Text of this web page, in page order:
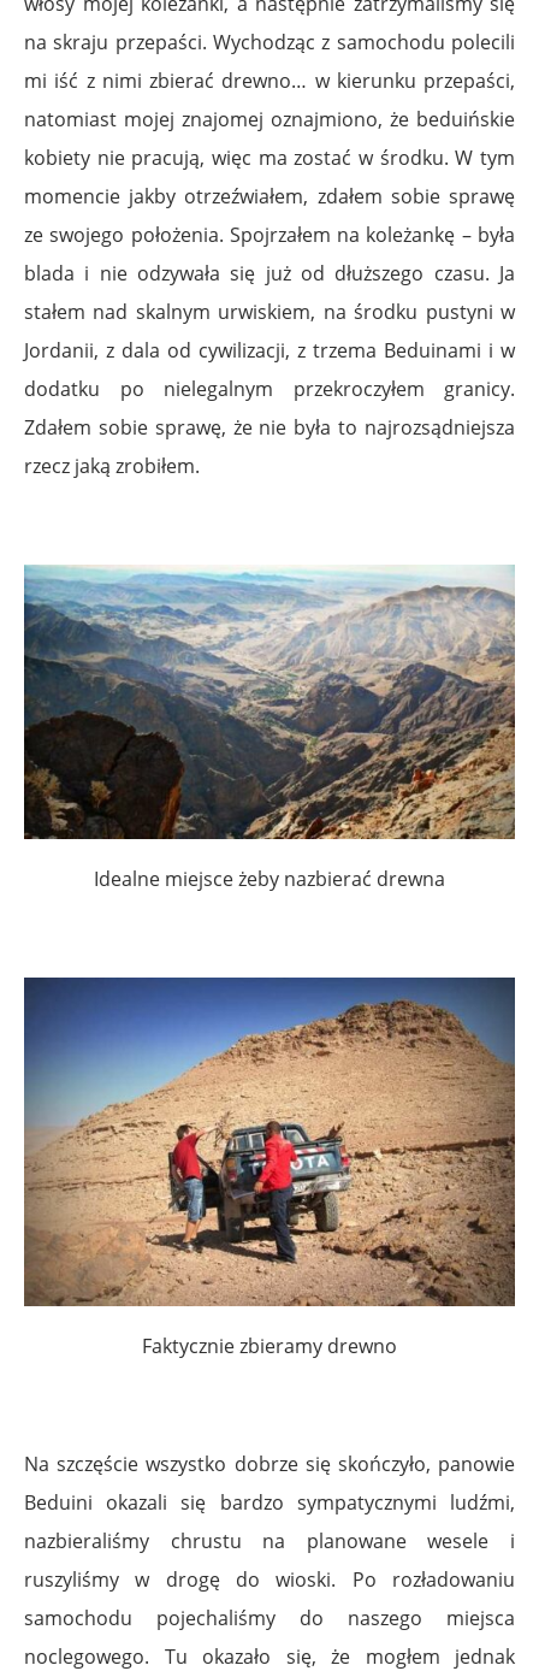
na skraju przepaści. Wychodząc z samochodu polecili
mi iść z nimi zbierać drewno… w kierunku przepaści,
natomiast mojej znajomej oznajmiono, że beduińskie
kobiety nie pracują, więc ma zostać w środku. W tym
momencie jakby otrzeźwiałem, zdałem sobie sprawę
ze swojego położenia. Spojrzałem na koleżankę – była
blada i nie odzywała się już od dłuższego czasu. Ja
stałem nad skalnym urwiskiem, na środku pustyni w
Jordanii, z dala od cywilizacji, z trzema Beduinami i w
dodatku po nielegalnym przekroczyłem granicy.
Zdałem sobie sprawę, że nie była to najrozsądniejsza
rzecz jaką zrobiłem.
Idealne miejsce żeby nazbierać drewna
Faktycznie zbieramy drewno
Na szczęście wszystko dobrze się skończyło, panowie
Beduini okazali się bardzo sympatycznymi ludźmi,
nazbieraliśmy chrustu na planowane wesele i
ruszyliśmy w drogę do wioski. Po rozładowaniu
samochodu pojechaliśmy do naszego miejsca
noclegowego. Tu okazało się, że mogłem jednak